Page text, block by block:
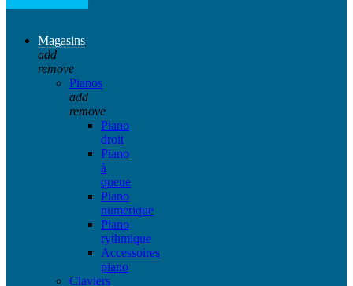
Magasins
add
remove
Pianos
add
remove
Piano
droit
Piano
à
queue
Piano
numerique
Piano
rythmique
Accessoires
piano
Claviers